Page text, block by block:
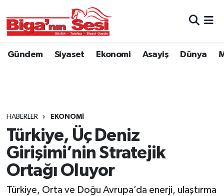
Gündem Siyaset Ekonomi Asayiş Dünya
HABERLER EKONOMI
Türkiye, Üç Deniz
Girişimi’nin Stratejik
Ortağı Oluyor
Türkiye, Orta ve Doğu Avrupa’da enerji, ulaştırma
Asayiş
Belediye
Dünya
Eğitim
Ekonomi
Çanakkale Hava Durumu
Tüm Manşetler
Son Dakika Haberleri
Haber Arşivi